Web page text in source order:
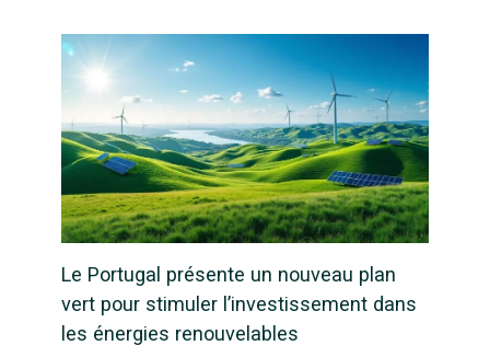
Le Portugal présente un nouveau plan
vert pour stimuler l’investissement dans
les énergies renouvelables